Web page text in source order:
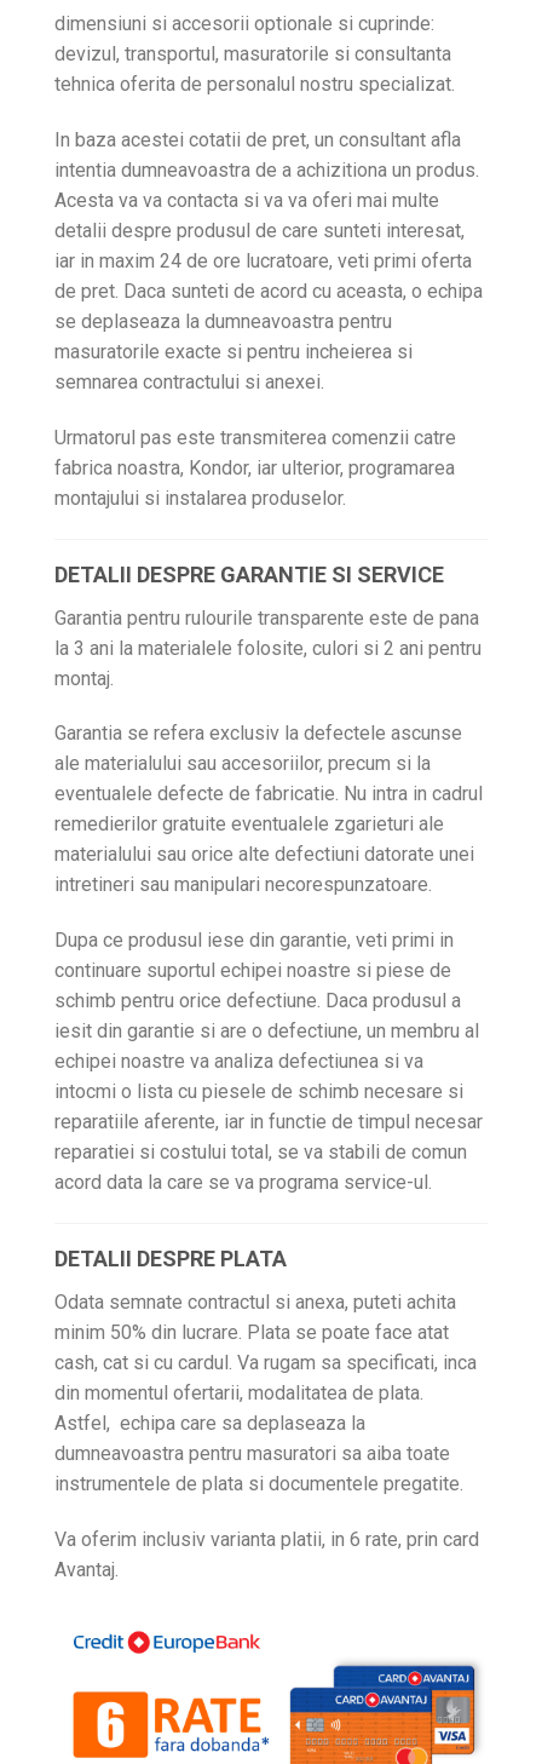
dimensiuni si accesorii optionale si cuprinde:
devizul, transportul, masuratorile si consultanta
tehnica oferita de personalul nostru specializat.
In baza acestei cotatii de pret, un consultant afla
intentia dumneavoastra de a achizitiona un produs.
Acesta va va contacta si va va oferi mai multe
detalii despre produsul de care sunteti interesat,
iar in maxim 24 de ore lucratoare, veti primi oferta
de pret. Daca sunteti de acord cu aceasta, o echipa
se deplaseaza la dumneavoastra pentru
masuratorile exacte si pentru incheierea si
semnarea contractului si anexei.
Urmatorul pas este transmiterea comenzii catre
fabrica noastra, Kondor, iar ulterior, programarea
montajului si instalarea produselor.
DETALII DESPRE GARANTIE SI SERVICE
Garantia pentru rulourile transparente este de pana
la 3 ani la materialele folosite, culori si 2 ani pentru
montaj.
Garantia se refera exclusiv la defectele ascunse
ale materialului sau accesoriilor, precum si la
eventualele defecte de fabricatie. Nu intra in cadrul
remedierilor gratuite eventualele zgarieturi ale
materialului sau orice alte defectiuni datorate unei
intretineri sau manipulari necorespunzatoare.
Dupa ce produsul iese din garantie, veti primi in
continuare suportul echipei noastre si piese de
schimb pentru orice defectiune. Daca produsul a
iesit din garantie si are o defectiune, un membru al
echipei noastre va analiza defectiunea si va
intocmi o lista cu piesele de schimb necesare si
reparatiile aferente, iar in functie de timpul necesar
reparatiei si costului total, se va stabili de comun
acord data la care se va programa service-ul.
DETALII DESPRE PLATA
Odata semnate contractul si anexa, puteti achita
minim 50% din lucrare. Plata se poate face atat
cash, cat si cu cardul. Va rugam sa specificati, inca
din momentul ofertarii, modalitatea de plata.
Astfel, echipa care sa deplaseaza la
dumneavoastra pentru masuratori sa aiba toate
instrumentele de plata si documentele pregatite.
Va oferim inclusiv varianta platii, in 6 rate, prin card
Avantaj.